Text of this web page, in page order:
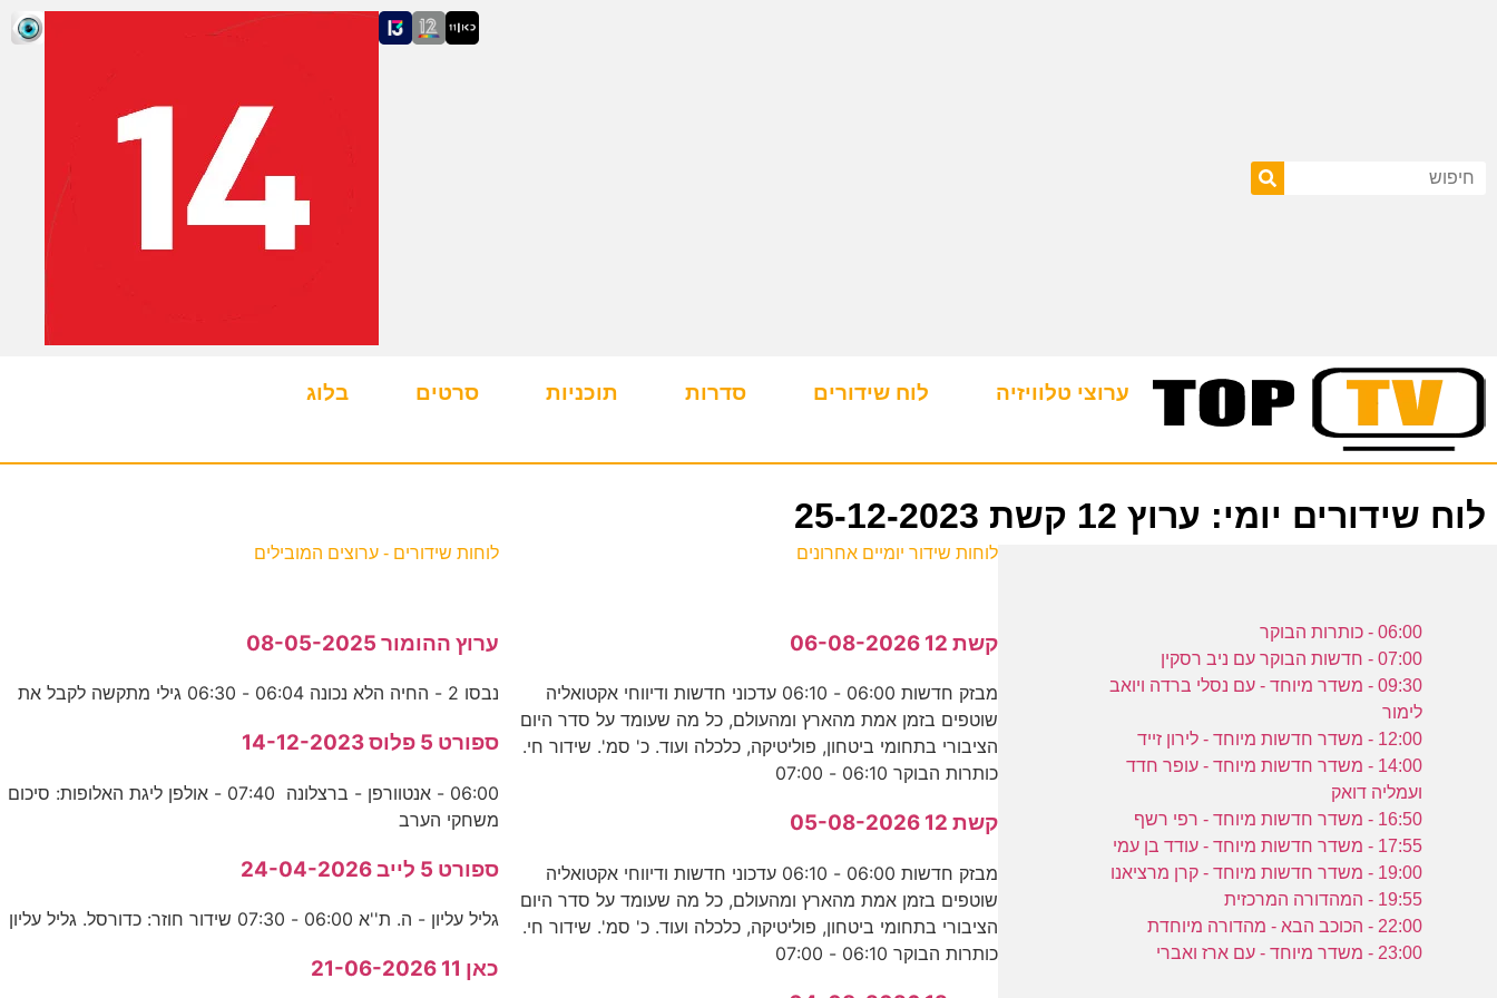
ערוצי טלוויזיה לוח שידורים סדרות תוכניות סרטים בלוג
לוח שידורים יומי: ערוץ 12 קשת 25-12-2023
06:00 - כותרות הבוקר
07:00 - חדשות הבוקר עם ניב רסקין
09:30 - משדר מיוחד - עם נסלי ברדה ויואב
לימור
12:00 - משדר חדשות מיוחד - לירון זייד
14:00 - משדר חדשות מיוחד - עופר חדד
ועמליה דואק
16:50 - משדר חדשות מיוחד - רפי רשף
17:55 - משדר חדשות מיוחד - עודד בן עמי
19:00 - משדר חדשות מיוחד - קרן מרציאנו
19:55 - המהדורה המרכזית
22:00 - הכוכב הבא - מהדורה מיוחדת
23:00 - משדר מיוחד - עם ארז ואברי
לוחות שידור יומיים אחרונים
קשת 12 06-08-2026
מבזק חדשות 06:00 - 06:10 עדכוני חדשות ודיווחי אקטואליה
שוטפים בזמן אמת מהארץ ומהעולם, כל מה שעומד על סדר היום
הציבורי בתחומי ביטחון, פוליטיקה, כלכלה ועוד. כ' סמ'. שידור חי.
כותרות הבוקר 06:10 - 07:00
קשת 12 05-08-2026
מבזק חדשות 06:00 - 06:10 עדכוני חדשות ודיווחי אקטואליה
שוטפים בזמן אמת מהארץ ומהעולם, כל מה שעומד על סדר היום
הציבורי בתחומי ביטחון, פוליטיקה, כלכלה ועוד. כ' סמ'. שידור חי.
כותרות הבוקר 06:10 - 07:00
לוחות שידורים - ערוצים המובילים
ערוץ ההומור 08-05-2025
נבסו 2 - החיה הלא נכונה 06:04 - 06:30 גילי מתקשה לקבל את
ספורט 5 פלוס 14-12-2023
06:00 - אנטוורפן - ברצלונה 07:40 - אולפן ליגת האלופות: סיכום
משחקי הערב
ספורט 5 לייב 24-04-2026
גליל עליון - ה. ת''א 06:00 - 07:30 שידור חוזר: כדורסל. גליל עליון
כאן 11 21-06-2026